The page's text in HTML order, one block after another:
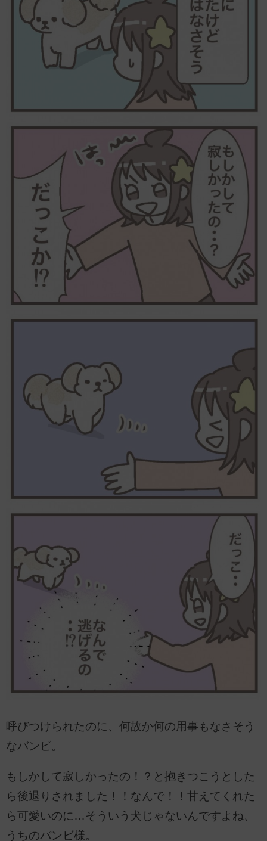
呼びつけられたのに、何故か何の用事もなさそう
なバンビ。
もしかして寂しかったの！？と抱きつこうとした
ら後退りされました！！なんで！！甘えてくれた
ら可愛いのに…そういう犬じゃないんですよね、
うちのバンビ様。